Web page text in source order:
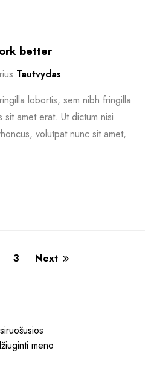
better
Tautvydas
lobortis, sem nibh fringilla
amet erat. Ut dictum nisi
volutpat nunc sit amet,
3 Next
meno